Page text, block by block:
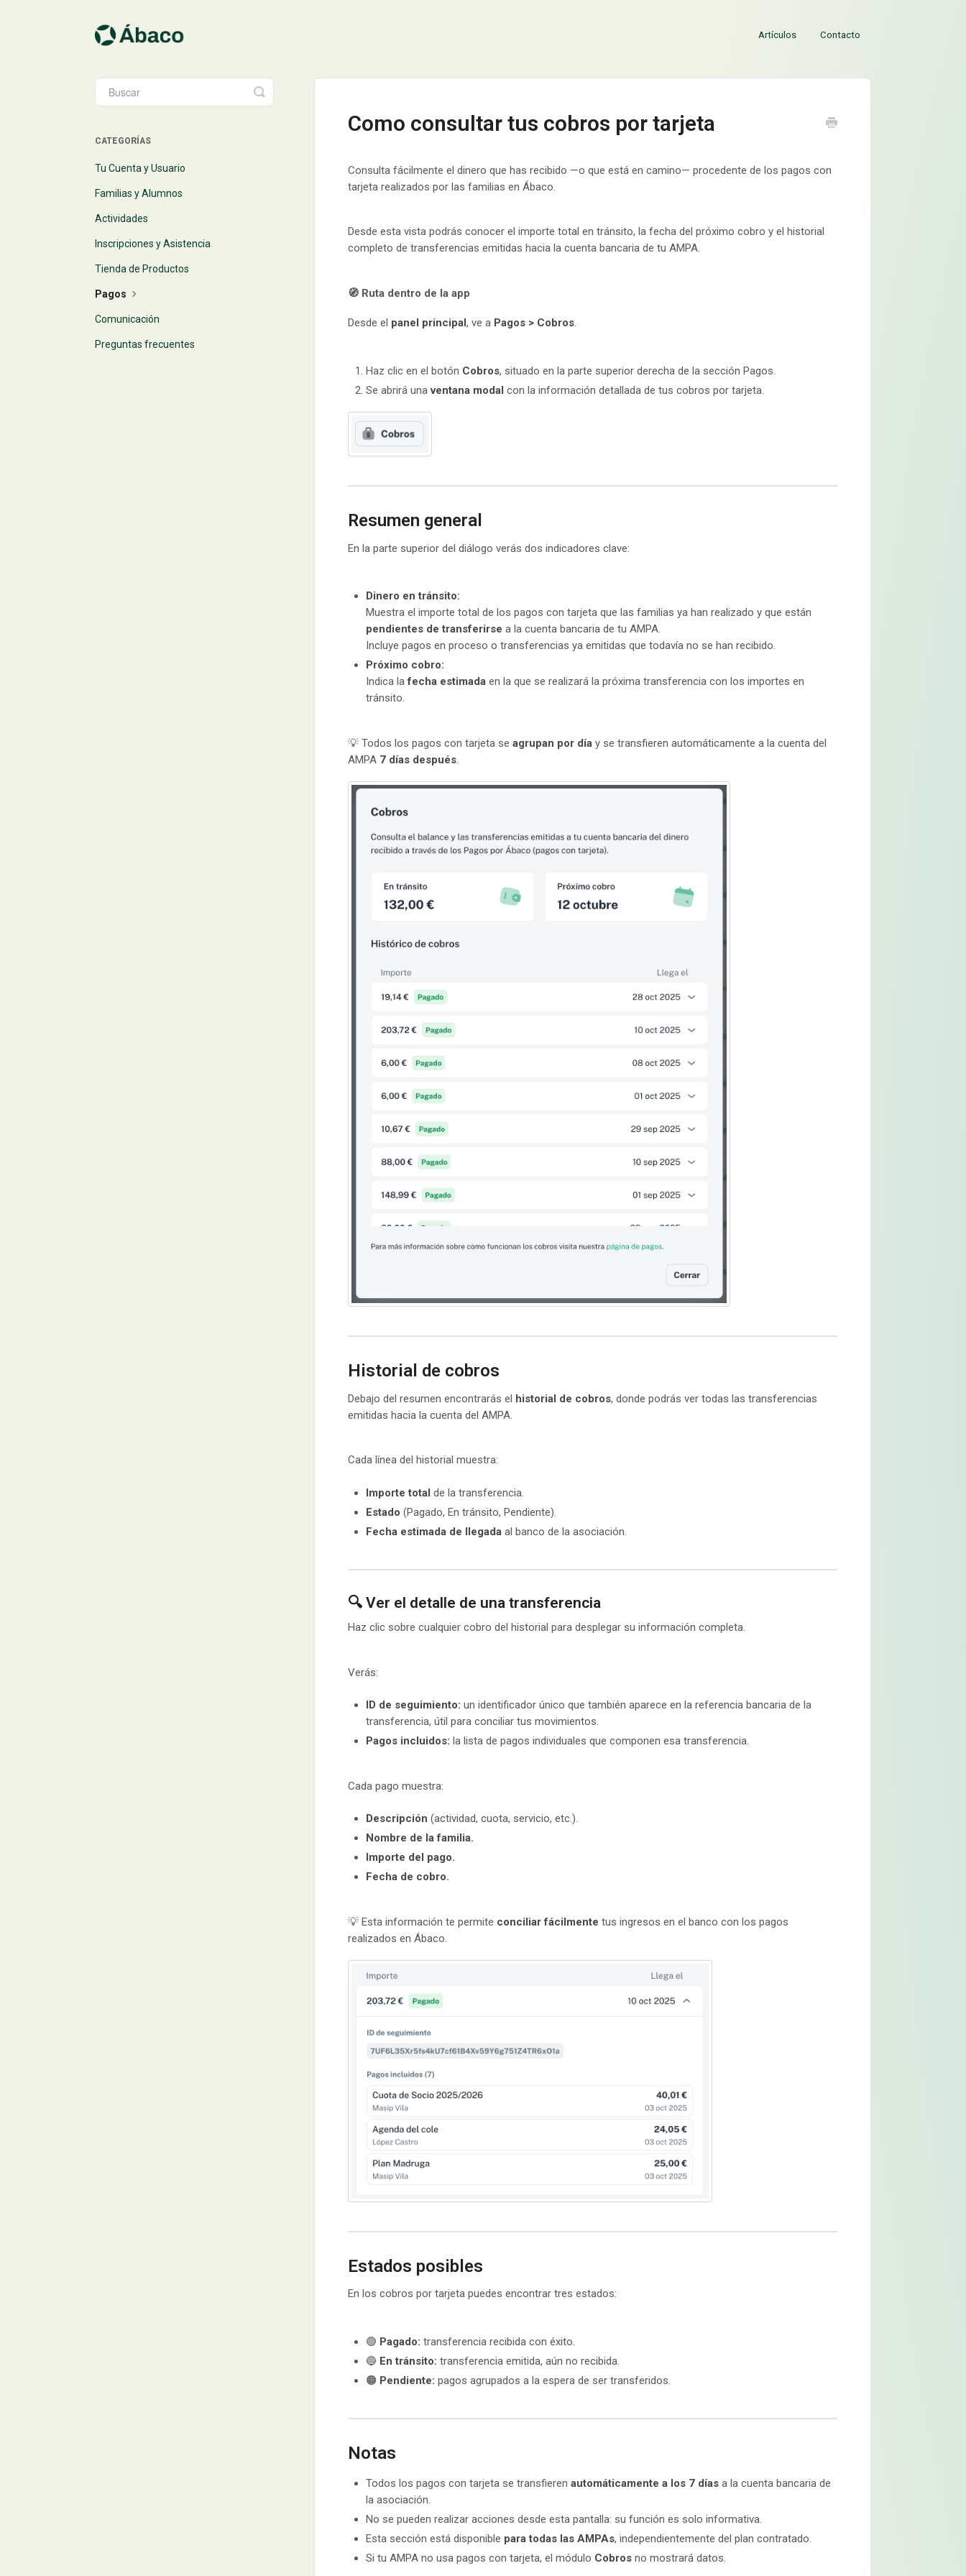
Artículos Contacto
Como consultar tus cobros por tarjeta
Consulta fácilmente el dinero que has recibido —o que está en camino— procedente de los pagos con
tarjeta realizados por las familias en Ábaco.
Desde esta vista podrás conocer el importe total en tránsito, la fecha del próximo cobro y el historial
completo de transferencias emitidas hacia la cuenta bancaria de tu AMPA.
🧭 Ruta dentro de la app
Desde el panel principal, ve a Pagos > Cobros.
Haz clic en el botón Cobros, situado en la parte superior derecha de la sección Pagos.
Se abrirá unaventana modal con la información detallada de tus cobros por tarjeta.
Resumen general
En la parte superior del diálogo verás dos indicadores clave:
Dinero en tránsito:
Muestra el importe total de los pagos con tarjeta que las familias ya han realizado y que están
pendientes de transferirse a la cuenta bancaria de tu AMPA.
Incluye pagos en proceso o transferencias ya emitidas que todavía no se han recibido.
Próximo cobro:
Indica lafecha estimadaen la que se realizará la próxima transferencia con los importes en
tránsito.
💡 Todos los pagos con tarjeta se agrupan por díay se transfieren automáticamente a la cuenta del
AMPA 7 días después.
Historial de cobros
Debajo del resumen encontrarás el historial de cobros, donde podrás ver todas las transferencias
emitidas hacia la cuenta del AMPA.
Cada línea del historial muestra:
Importe total de la transferencia.
Estado (Pagado, En tránsito, Pendiente).
Fecha estimada de llegadaal banco de la asociación.
🔍 Ver el detalle de una transferencia
Haz clic sobre cualquier cobro del historial para desplegar su información completa.
Verás:
ID de seguimiento: un identificador único que también aparece en la referencia bancaria de la
transferencia, útil para conciliar tus movimientos.
Pagos incluidos: la lista de pagos individuales que componen esa transferencia.
Cada pago muestra:
Descripción (actividad, cuota, servicio, etc.).
Nombre de la familia.
Importe del pago.
Fecha de cobro.
💡 Esta información te permite conciliar fácilmente tus ingresos en el banco con los pagos
realizados en Ábaco.
Estados posibles
En los cobros por tarjeta puedes encontrar tres estados:
🟢 Pagado: transferencia recibida con éxito.
🔵 En tránsito: transferencia emitida, aún no recibida.
🟠 Pendiente: pagos agrupados a la espera de ser transferidos.
Notas
Todos los pagos con tarjeta se transfieren automáticamente a los 7 díasa la cuenta bancaria de
la asociación.
No se pueden realizar acciones desde esta pantalla: su función es solo informativa.
Esta sección está disponible para todas las AMPAs, independientemente del plan contratado.
Si tu AMPA no usa pagos con tarjeta, el módulo Cobrosno mostrará datos.
Toggle
Search
CATEGORÍAS
Tu Cuenta y Usuario
Familias y Alumnos
Actividades
Inscripciones y Asistencia
Tienda de Productos
Pagos
Comunicación
Preguntas frecuentes